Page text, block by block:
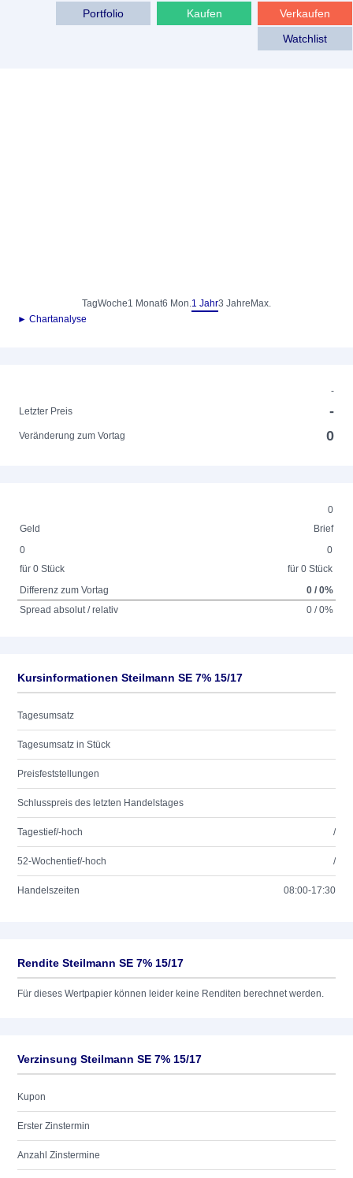
Verkaufen
Kaufen
Portfolio
Watchlist
TagWoche1 Monat6 Mon.1 Jahr3 Jahre Max.
► Chartanalyse
-
Letzter Preis
-
Veränderung zum Vortag 0
0
Geld
Brief
0
für 0 Stück
0
für 0 Stück
Differenz zum Vortag
0 / 0%
Spread absolut / relativ
0 / 0%
Kursinformationen Steilmann SE 7% 15/17
Tagesumsatz
Tagesumsatz in Stück
Preisfeststellungen
Schlusspreis des letzten Handelstages
Tagestief/-hoch /
52-Wochentief/-hoch /
Handelszeiten 08:00-17:30
Rendite Steilmann SE 7% 15/17
Für dieses Wertpapier können leider keine Renditen berechnet werden.
Verzinsung Steilmann SE 7% 15/17
Kupon
Erster Zinstermin
Anzahl Zinstermine